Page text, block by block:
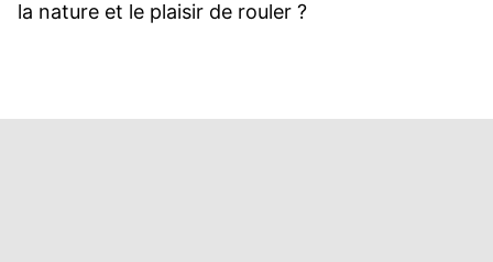
la nature et le plaisir de rouler ?